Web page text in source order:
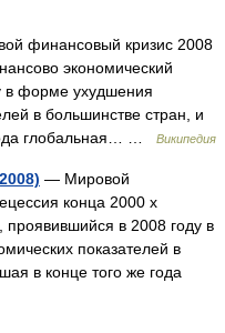
финансовый кризис 2008
экономический
в форме ухудшения
в большинстве стран, и
глобальная… …
Википедия
— Мировой
конца 2000 х
проявившийся в 2008 году в
показателей в
в конце того же года